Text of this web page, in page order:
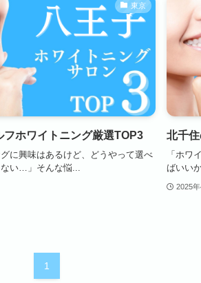
東京
フホワイトニング厳選TOP3
グに興味はあるけど、どうやって選べ
い…」そんな悩...
北千
「ホワ
ばいい
2025
1